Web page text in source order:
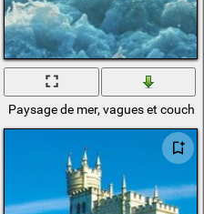
la mer
Paysage de mer, vagues et